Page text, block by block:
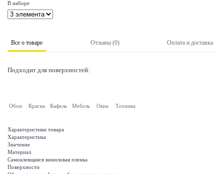
В наборе
Все о товаре Отзывы (0) Оплата и доставка
Подходит для поверхностей:
Обои Краска Кафель Мебель Окна Техника
Характеристики товара
Характеристика
Значение
Материал
Самоклеящаяся виниловая пленка
Поверхности